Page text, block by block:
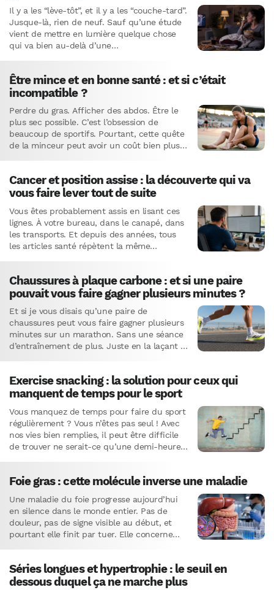
Il y a les “lève-tôt”, et il y a les “couche-tard”.
Jusque-là, rien de neuf. Sauf qu’une étude
vient de mettre en lumière quelque chose
qui va bien au-delà d’une…
Être mince et en bonne santé : et si c’était
incompatible ?
Perdre du gras. Afficher des abdos. Être le
plus sec possible. C’est l’obsession de
beaucoup de sportifs. Pourtant, cette quête
de la minceur peut avoir un coût bien plus
Cancer et position assise : la découverte qui va
vous faire lever tout de suite
Vous êtes probablement assis en lisant ces
lignes. À votre bureau, dans le canapé, dans
les transports. Et depuis des années, tous
les articles santé répètent la même
Chaussures à plaque carbone : et si une paire
pouvait vous faire gagner plusieurs minutes ?
Et si je vous disais qu’une paire de
chaussures peut vous faire gagner plusieurs
minutes sur un marathon. Sans une séance
d’entraînement de plus. Juste en la laçant le
Exercise snacking : la solution pour ceux qui
manquent de temps pour le sport
Vous manquez de temps pour faire du sport
régulièrement ? Vous n’êtes pas seul ! Avec
nos vies bien remplies, il peut être difficile
de trouver ne serait-ce qu’une demi-heure
Foie gras : cette molécule inverse une maladie
Une maladie du foie progresse aujourd’hui
en silence dans le monde entier. Pas de
douleur, pas de signe visible au début, et
pourtant elle finit par tuer. Elle concerne
Séries longues et hypertrophie : le seuil en
dessous duquel ça ne marche plus